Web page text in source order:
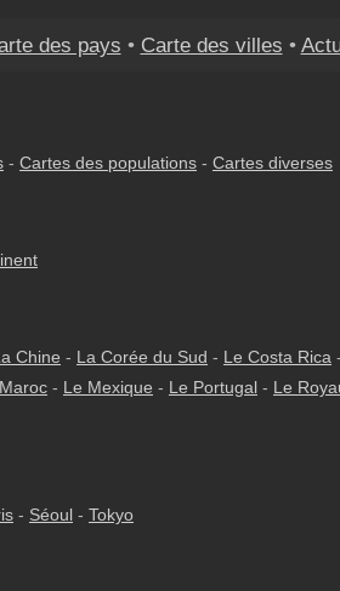
des pays • Carte des villes •
- Cartes des populations - Cartes diverses
Chine - La Corée du Sud - Le Costa Rica -
- Le Mexique - Le Portugal - Le
- Séoul - Tokyo